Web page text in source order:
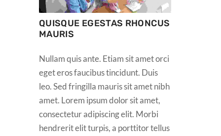
QUISQUE EGESTAS RHONCUS
MAURIS
Nullam quis ante. Etiam sit amet orci
eget eros faucibus tincidunt. Duis
leo. Sed fringilla mauris sit amet nibh
amet. Lorem ipsum dolor sit amet,
consectetur adipiscing elit. Morbi
hendrerit elit turpis, a porttitor tellus